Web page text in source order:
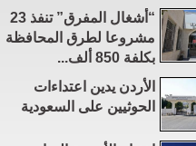
“أشغال المفرق” تنفذ 23
مشروعا لطرق المحافظة
بكلفة 850 ألف...
الأردن يدين اعتداءات
الحوثيين على السعودية